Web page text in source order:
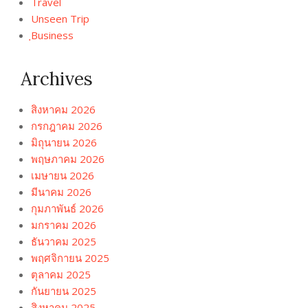
Unseen Trip
ฺBusiness
Archives
สิงหาคม 2026
กรกฎาคม 2026
มิถุนายน 2026
พฤษภาคม 2026
เมษายน 2026
มีนาคม 2026
กุมภาพันธ์ 2026
มกราคม 2026
ธันวาคม 2025
พฤศจิกายน 2025
ตุลาคม 2025
กันยายน 2025